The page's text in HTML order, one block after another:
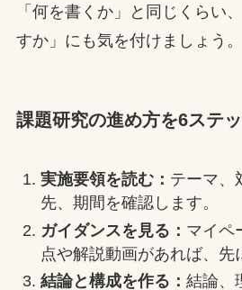
「何を書くか」と同じくらい
すか」にも気を付けましょう。
課題研究の進め方を6ステ
実施要領を読む： テーマ、
先、期間を確認します。
ガイダンスを見る： マイペ
点や解説動画があれば、先
結論と構成を作る： 結論、